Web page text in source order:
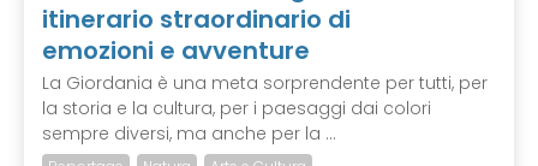
itinerario straordinario di
emozioni e avventure
La Giordania è una meta sorprendente per tutti, per
la storia e la cultura, per i paesaggi dai colori
sempre diversi, ma anche per la ...